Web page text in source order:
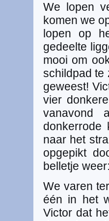
We lopen
komen we
lopen op
gedeelte
mooi om
schildpad te
geweest!
vier
vanavond
donkerrode
naar het
opgepikt
belletje
We varen
één in het
Victor dat